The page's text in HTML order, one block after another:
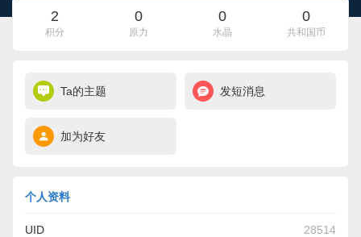
2
积分
0
原力
0
水晶
0
共和国币
Ta的主题 发短消息
加为好友
个人资料
UID 28514